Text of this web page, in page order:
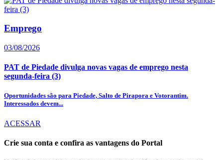
Emprego
03/08/2026
PAT de Piedade divulga novas vagas de emprego nesta
segunda-feira (3)
Oportunidades são para Piedade, Salto de Pirapora e Votorantim.
Interessados devem...
ACESSAR
Crie sua conta e confira as vantagens do Portal